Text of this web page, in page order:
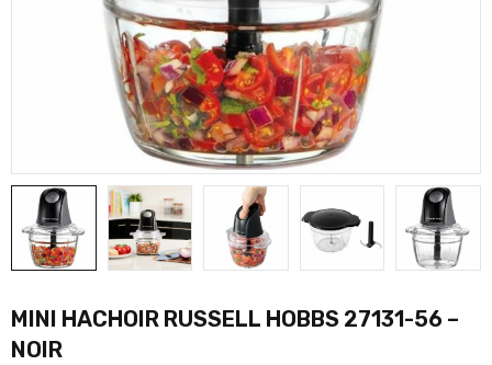
MINI HACHOIR RUSSELL HOBBS 27131-56 –
NOIR